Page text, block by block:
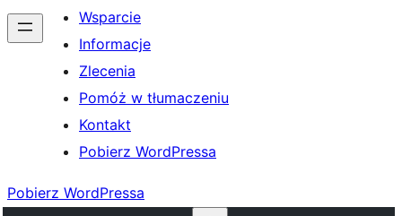
Wsparcie
Informacje
Zlecenia
Pomóż w tłumaczeniu
Kontakt
Pobierz WordPressa
Pobierz WordPressa